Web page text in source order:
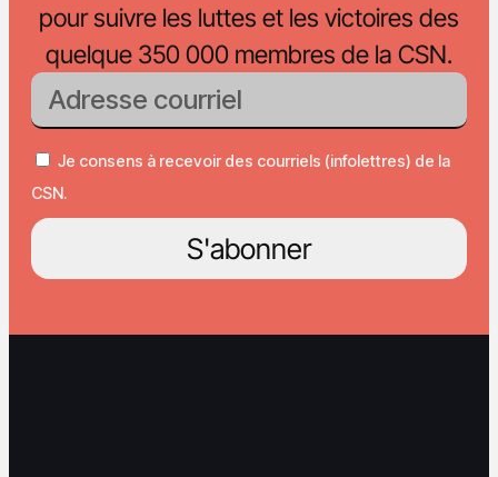
pour suivre les luttes et les victoires des
quelque 350 000 membres de la CSN.
Je consens à recevoir des courriels (infolettres) de la
CSN.
S'abonner